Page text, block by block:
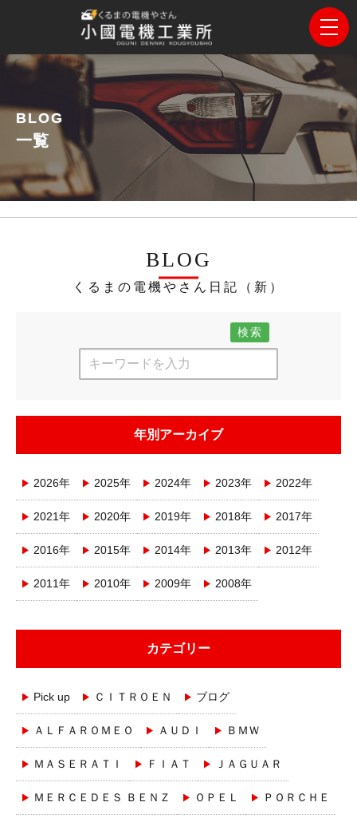
BLOG
一覧
BLOG
くるまの電機やさん日記（新）
検索
年別アーカイブ
2026年 2025年 2024年 2023年 2022年
2021年 2020年 2019年 2018年 2017年
2016年 2015年 2014年 2013年 2012年
2011年 2010年 2009年 2008年
カテゴリー
Pick up ＣＩＴＲＯＥＮ ブログ
ＡＬＦＡＲＯＭＥＯ ＡＵＤＩ ＢＭＷ
ＭＡＳＥＲＡＴＩ ＦＩＡＴ ＪＡＧＵＡＲ
ＭＥＲＣＥＤＥＳ ＢＥＮＺ ＯＰＥＬ ＰＯＲＣＨＥ